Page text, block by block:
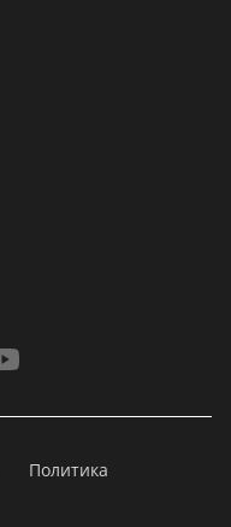
Политика